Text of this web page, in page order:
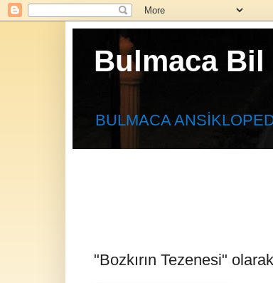
Bulmaca Bil
BULMACA
"Bozkırın Tezenesi"